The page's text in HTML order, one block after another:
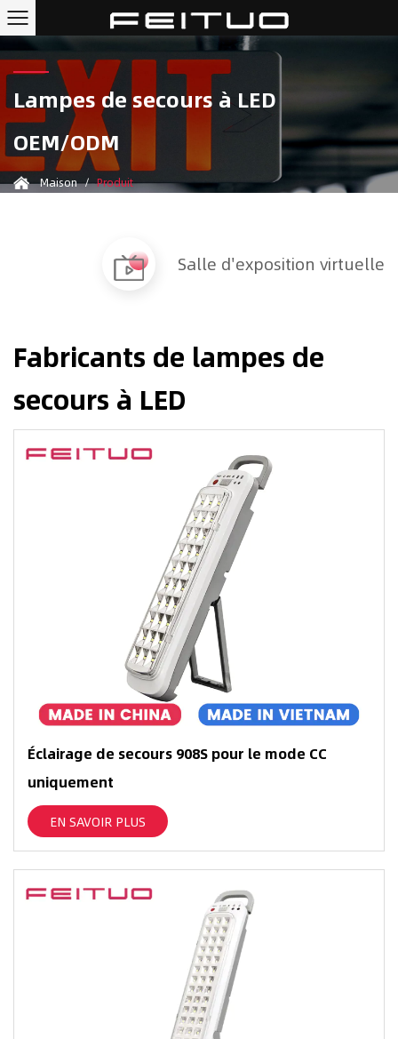
Lampes de secours à LED
OEM/ODM
Maison / Produit
Salle d'exposition virtuelle
Fabricants de lampes de
secours à LED
Éclairage de secours 908S pour le mode CC
uniquement
EN SAVOIR PLUS